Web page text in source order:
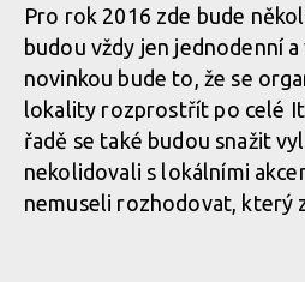
Pro rok 2016 zde bude
budou vždy jen jednodenní
novinkou bude to, že se
lokality rozprostřít po celé
řadě se také budou snažit
nekolidovali s lokálními
nemuseli rozhodovat, který